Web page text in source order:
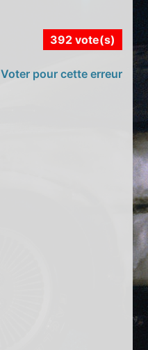
392 vote(s)
Voter pour cette erreur